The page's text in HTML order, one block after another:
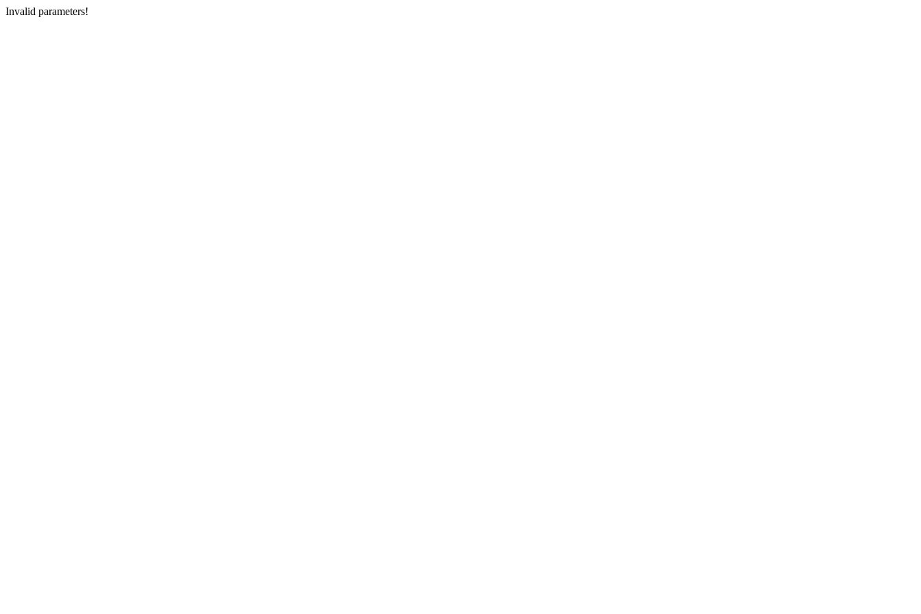
Invalid parameters!